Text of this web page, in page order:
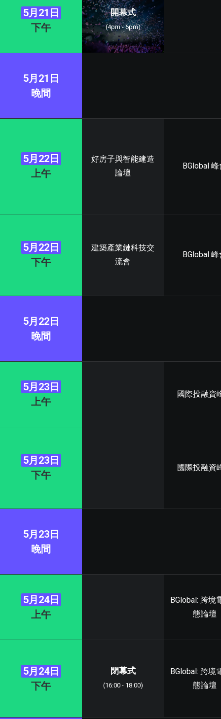
5月21日
下午
開幕式
(4pm - 6pm)
5月21日
晚間
5月22日
上午
好房子與智能建造
論壇
BGlobal 峰
5月22日
下午
建築產業鏈科技交
流會
BGlobal 峰
5月22日
晚間
5月23日
上午
國際投融資
5月23日
下午
國際投融資
5月23日
晚間
5月24日
上午
BGlobal: 跨境
態論壇
5月24日
下午
閉幕式
(16:00 - 18:00)
BGlobal: 跨境
態論壇